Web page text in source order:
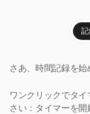
さあ、時間記録を始
ワンクリックでタ
さい：タイマーを開